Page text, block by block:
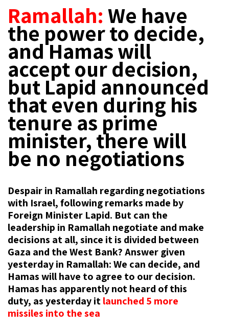
Ramallah: We have
the power to decide,
and Hamas will
accept our decision,
but Lapid announced
that even during his
tenure as prime
minister, there will
be no negotiations
Despair in Ramallah regarding negotiations
with Israel, following remarks made by
Foreign Minister Lapid. But can the
leadership in Ramallah negotiate and make
decisions at all, since it is divided between
Gaza and the West Bank? Answer given
yesterday in Ramallah: We can decide, and
Hamas will have to agree to our decision.
Hamas has apparently not heard of this
duty, as yesterday itlaunched 5 more
missiles into the sea